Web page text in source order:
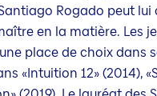
Rogado peut lui
en la matière. Les
place de choix dans
«Intuition 12» (2014),